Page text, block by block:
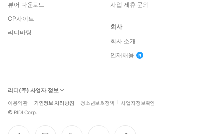
뷰어 다운로드
CP사이트
리디바탕
사업 제휴 문의
회사
회사 소개
인재채용
리디(주) 사업자 정보
이용약관 개인정보 처리방침 청소년보호정책 사업자정보확인
© RIDI Corp.